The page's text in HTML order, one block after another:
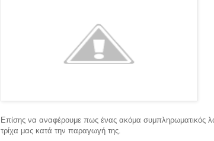
Επίσης να αναφέρουμε πως ένας ακόμα συμπληρωματικός
τρίχα μας κατά την παραγωγή της.